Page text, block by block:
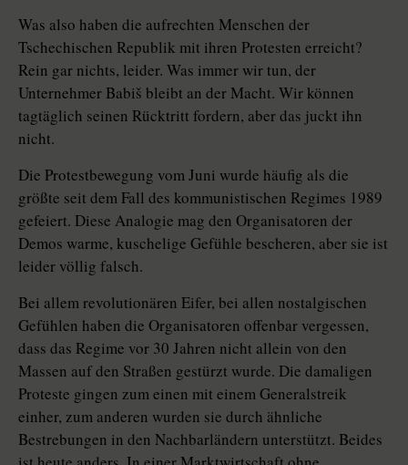
Was also haben die aufrechten Menschen der
Tschechischen Republik mit ihren Protesten erreicht?
Rein gar nichts, leider. Was immer wir tun, der
Unternehmer Babiš bleibt an der Macht. Wir können
tagtäglich seinen Rücktritt fordern, aber das juckt ihn
nicht.
Die Protestbewegung vom Juni wurde häufig als die
größte seit dem Fall des kommunistischen Regimes 1989
gefeiert. Diese Analogie mag den Organisatoren der
Demos warme, kuschelige Gefühle bescheren, aber sie ist
leider völlig falsch.
Bei allem revolutionären Eifer, bei allen nostalgischen
Gefühlen haben die Organisatoren offenbar vergessen,
dass das Regime vor 30 Jahren nicht allein von den
Massen auf den Straßen gestürzt wurde. Die damaligen
Proteste gingen zum einen mit einem Generalstreik
einher, zum anderen wurden sie durch ähnliche
Bestrebungen in den Nachbarländern unterstützt. Beides